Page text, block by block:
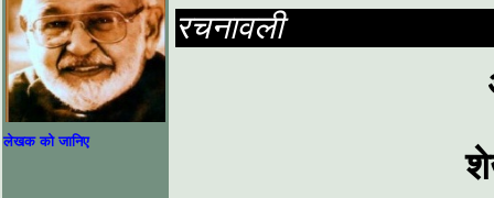
लेखक को जानिए
रचनावली